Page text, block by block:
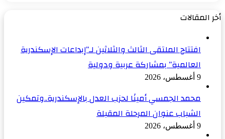
أخر المقالات
افتتاح الملتقى الثالث والثلاثين لـ”إبداعات الإسكندرية
العالمية” بمشاركة عربية ودولية
9 أغسطس، 2026
محمد الجمسي أمينًا لحزب العدل بالإسكندرية..وتمكين
الشباب عنوان المرحلة المقبلة
9 أغسطس، 2026